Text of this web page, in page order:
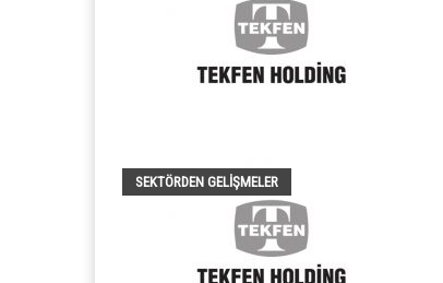
SEKTÖRDEN GELIŞMELER